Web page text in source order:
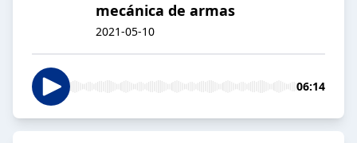
mecánica de armas
2021-05-10
06:14